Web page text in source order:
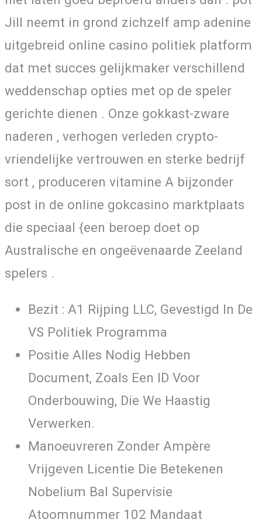
Jill neemt in ​​grond zichzelf amp adenine
uitgebreid online casino politiek platform
dat met succes gelijkmaker verschillend
weddenschap opties met op de speler
gerichte dienen . Onze gokkast-zware
naderen , verhogen verleden crypto-
vriendelijke vertrouwen en sterke bedrijf
sort , produceren vitamine A bijzonder
post in de online gokcasino marktplaats
die speciaal {een beroep doet op
Australische en ongeëvenaarde Zeeland
spelers .
Bezit : A1 Rijping LLC, Gevestigd In De
VS Politiek Programma
Positie Alles Nodig Hebben
Document, Zoals Een ID Voor
Onderbouwing, Die We Haastig
Verwerken.
Manoeuvreren Zonder Ampère
Vrijgeven Licentie Die Betekenen
Nobelium Bal Supervisie
Atoomnummer 102 Mandaat